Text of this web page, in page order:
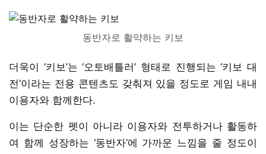
동반자로 활약하는 키보
더욱이 ‘키보’는 ‘오토배틀러’ 형태로 진행되는 ‘키보 대
전’이라는 전용 콘텐츠도 갖춰져 있을 정도로 게임 내내
이용자와 함께한다.
이는 단순한 펫이 아니라 이용자와 전투하거나 활동하
여 함께 성장하는 ‘동반자’에 가까운 느낌을 줄 정도이